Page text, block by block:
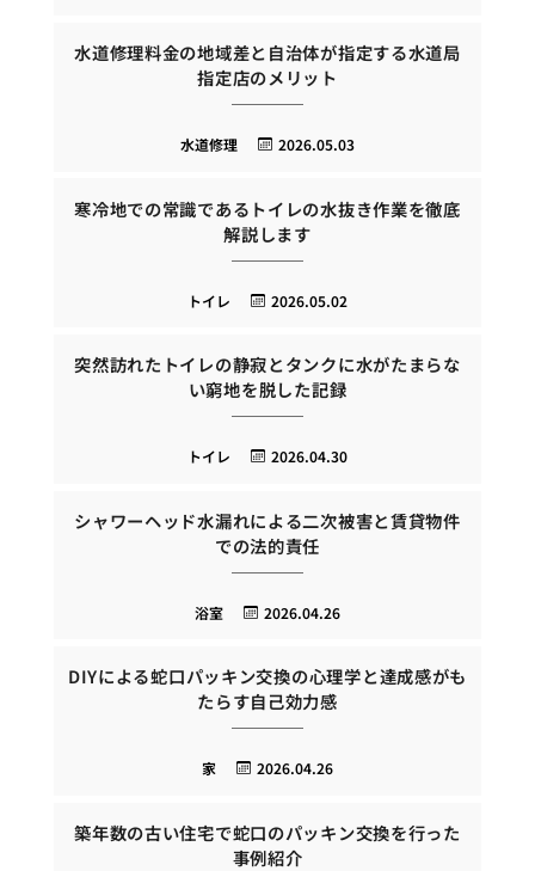
水道修理料金の地域差と自治体が指定する水道局
指定店のメリット
2026.05.03
水道修理
寒冷地での常識であるトイレの水抜き作業を徹底
解説します
2026.05.02
トイレ
突然訪れたトイレの静寂とタンクに水がたまらな
い窮地を脱した記録
2026.04.30
トイレ
シャワーヘッド水漏れによる二次被害と賃貸物件
での法的責任
2026.04.26
浴室
DIYによる蛇口パッキン交換の心理学と達成感がも
たらす自己効力感
2026.04.26
家
築年数の古い住宅で蛇口のパッキン交換を行った
事例紹介